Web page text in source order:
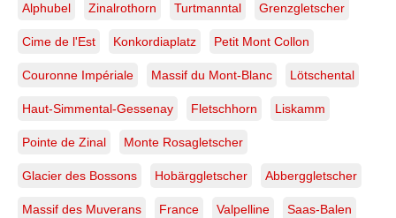
Alphubel Zinalrothorn Turtmanntal Grenzgletscher
Cime de l'Est Konkordiaplatz Petit Mont Collon
Couronne Impériale Massif du Mont-Blanc Lötschental
Haut-Simmental-Gessenay Fletschhorn Liskamm
Pointe de Zinal Monte Rosagletscher
Glacier des Bossons Hobärggletscher Abberggletscher
Massif des Muverans France Valpelline Saas-Balen